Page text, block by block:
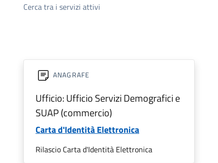
Cerca tra i servizi attivi
ANAGRAFE
Ufficio: Ufficio Servizi Demografici e
SUAP (commercio)
Carta d'Identità Elettronica
Rilascio Carta d'Identità Elettronica